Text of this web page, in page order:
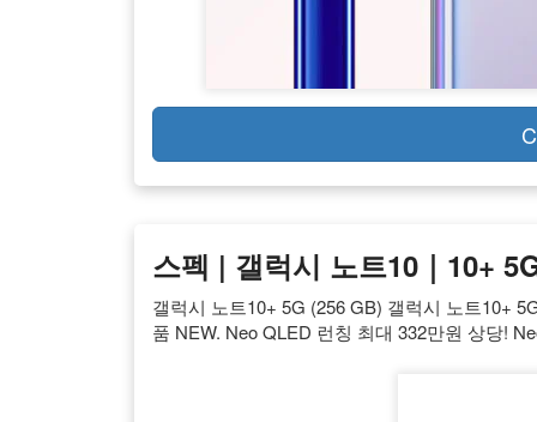
스펙 | 갤럭시 노트10｜10+
갤럭시 노트10+ 5G (256 GB) 갤럭시 노트10+
품 NEW. Neo QLED 런칭 최대 332만원 상당!